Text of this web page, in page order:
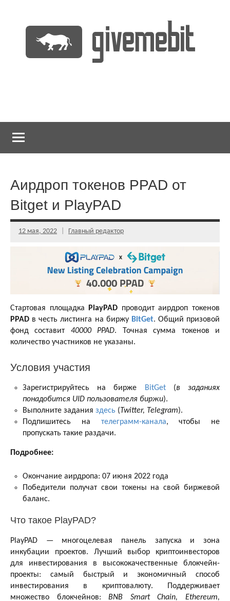
содержимому
Аирдроп токенов PPAD от
Bitget и PlayPAD
12 мая, 2022 Главный редактор
Стартовая площадка PlayPAD проводит аирдроп токенов
PPAD в честь листинга на биржу BitGet. Общий призовой
фонд составит 40000 PPAD. Точная сумма токенов и
количество участников не указаны.
Условия участия
Зарегистрируйтесь на бирже BitGet(в заданиях
понадобится UID пользователя биржи).
Выполните задания здесь (Twitter, Telegram).
Подпишитесь на телеграмм-канала, чтобы не
пропускать такие раздачи.
Подробнее:
Окончание аирдропа: 07 июня 2022 года
Победители получат свои токены на свой биржевой
баланс.
Что такое PlayPAD?
PlayPAD — многоцелевая панель запуска и зона
инкубации проектов. Лучший выбор криптоинвесторов
для инвестирования в высококачественные блокчейн-
проекты: самый быстрый и экономичный способ
инвестирования в криптовалюту. Поддерживает
множество блокчейнов:BNB Smart Chain, Ethereum,